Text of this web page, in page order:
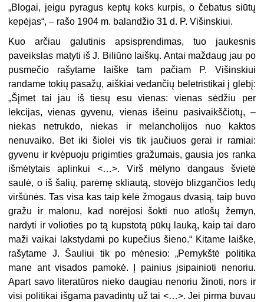
„Blogai, jeigu pyragus keptų koks kurpis, o čebatus siūtų
kepėjas“, – rašo 1904 m. balandžio 31 d. P. Višinskiui.
Kuo arčiau galutinis apsisprendimas, tuo jaukesnis
paveikslas matyti iš J. Biliūno laiškų. Antai maždaug jau po
pusmečio rašytame laiške tam pačiam P. Višinskiui
randame tokių pasažų, aiškiai vedančių beletristikai į glėbį:
„Šįmet tai jau iš tiesų esu vienas: vienas sėdžiu per
lekcijas, vienas gyvenu, vienas išeinu pasivaikščiotų, –
niekas netrukdo, niekas ir melancholijos nuo kaktos
nenuvaiko. Bet iki šiolei vis tik jaučiuos gerai ir ramiai:
gyvenu ir kvėpuoju prigimties gražumais, gausia jos ranka
išmėtytais aplinkui <…>. Virš mėlyno dangaus švietė
saulė, o iš šalių, parėmę skliautą, stovėjo blizgančios ledų
viršūnės. Tas visa kas taip kėlė žmogaus dvasią, taip buvo
gražu ir malonu, kad norėjosi šokti nuo atlošų žemyn,
nardyti ir volioties po tą kupstotą pūkų lauką, kaip tai daro
maži vaikai lakstydami po kupečius šieno.“ Kitame laiške,
rašytame J. Šauliui tik po mėnesio: „Pernykštė politika
mane ant visados pamokė. Į painius įsipainioti nenoriu.
Apart savo literatūros nieko daugiau ne­noriu žinoti, nors ir
visi politikai išgama pavadintų už tai <…>. Jei pirma buvau